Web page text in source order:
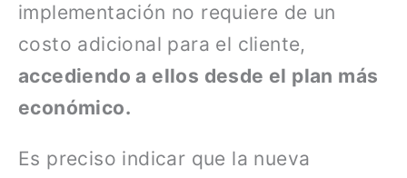
implementación no requiere de un
costo adicional para el cliente,
accediendo a ellos desde el plan más
económico.
Es preciso indicar que la nueva